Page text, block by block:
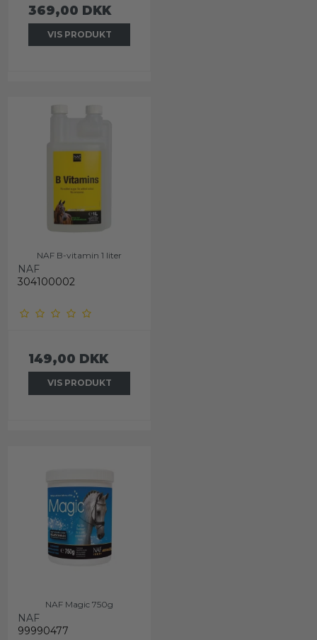
369,00 DKK
VIS PRODUKT
NAF B-vitamin 1 liter
NAF
304100002
149,00 DKK
VIS PRODUKT
NAF Magic 750g
NAF
99990477